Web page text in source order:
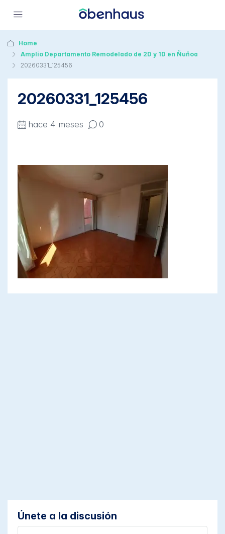
Home
Amplio Departamento Remodelado de 2D y 1D en Ñuñoa
20260331_125456
20260331_125456
hace 4 meses 0
Únete a la discusión